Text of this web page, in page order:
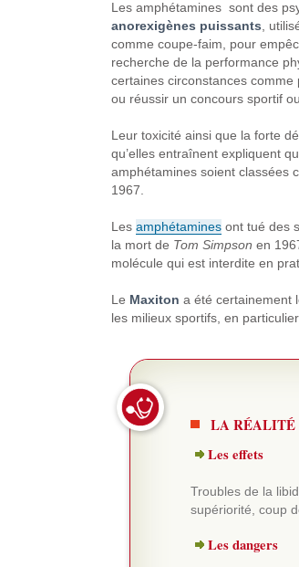
Les amphétamines sont des
anorexigènes puissants ,
comme coupe-faim, pour
recherche de la performance
certaines circonstances
ou réussir un concours sportif
Leur toxicité ainsi que la forte
qu’elles entraînent expliquent
amphétamines soient classées
1967.
Les amphétaminesont tué des
la mort de Tom Simpson en
molécule qui est interdite en
Le Maxiton a été certainement
les milieux sportifs, en particulier
LA RÉALITÉ
Les effets
Troubles de la
supériorité, coup
Les dangers